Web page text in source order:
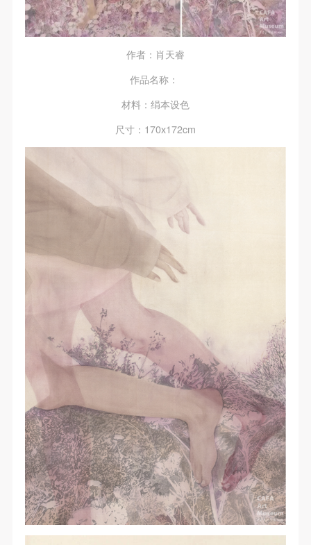
作者：肖天睿
作品名称：
材料：绢本设色
尺寸：170x172cm
快捷登录 帐号密码登录
手机号码
发送验证码
手机号码将作为您的登录账号